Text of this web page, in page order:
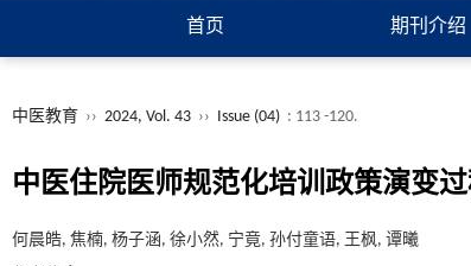
首页 期刊介绍
中医教育 ›› 2024, Vol. 43 ›› Issue (04) : 113 -120.
中医住院医师规范化培训政策演变
何晨皓, 焦楠, 杨子涵, 徐小然, 宁竟, 孙付童语, 王枫, 谭曦